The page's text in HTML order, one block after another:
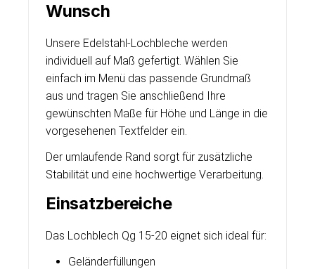
Wunsch
Unsere Edelstahl-Lochbleche werden
individuell auf Maß gefertigt. Wählen Sie
einfach im Menü das passende Grundmaß
aus und tragen Sie anschließend Ihre
gewünschten Maße für Höhe und Länge in die
vorgesehenen Textfelder ein.
Der umlaufende Rand sorgt für zusätzliche
Stabilität und eine hochwertige Verarbeitung.
Einsatzbereiche
Das Lochblech Qg 15-20 eignet sich ideal für:
Geländerfüllungen